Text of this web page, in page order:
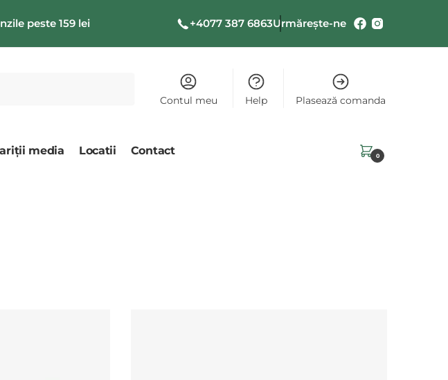
peste 159 lei +4077 387 6863Urmărește-ne
Contul meu Help Plasează comanda
media Locatii Contact 0